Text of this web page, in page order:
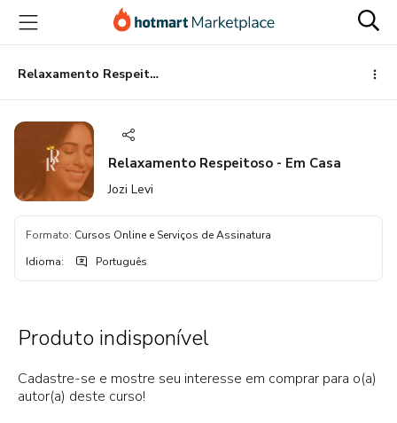
para
conteúdo
principal
para
pagamento
para
rodapé
Relaxamento Respeitoso - Em Casa
Relaxamento Respeitoso - Em Casa
Jozi Levi
Formato: Cursos Online e Serviços de Assinatura
Idioma: Português
Produto indisponível
Cadastre-se e mostre seu interesse em comprar para o(a)
autor(a) deste curso!